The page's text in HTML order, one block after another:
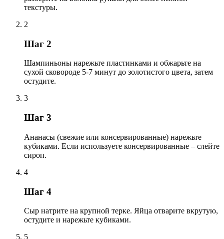
текстуры.
2
Шаг 2
Шампиньоны нарежьте пластинками и обжарьте на
сухой сковороде 5-7 минут до золотистого цвета, затем
остудите.
3
Шаг 3
Ананасы (свежие или консервированные) нарежьте
кубиками. Если используете консервированные – слейте
сироп.
4
Шаг 4
Сыр натрите на крупной терке. Яйца отварите вкрутую,
остудите и нарежьте кубиками.
5